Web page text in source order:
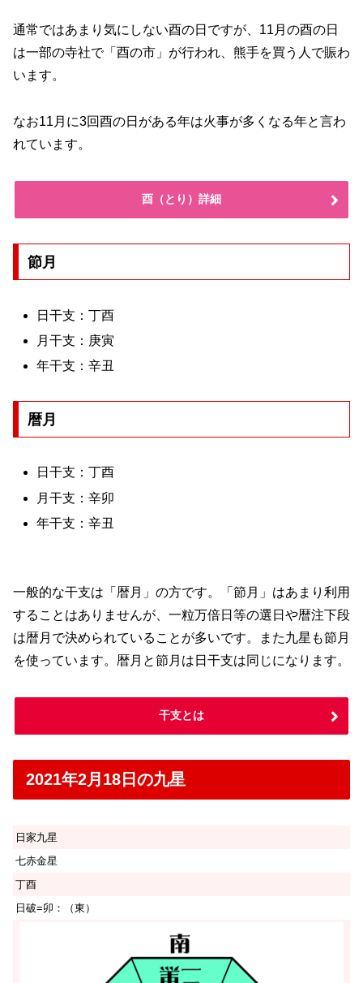
通常ではあまり気にしない酉の日ですが、11月の酉の日
は一部の寺社で「酉の市」が行われ、熊手を買う人で賑わ
います。
なお11月に3回酉の日がある年は火事が多くなる年と言わ
れています。
酉（とり）詳細
節月
日干支：丁酉
月干支：庚寅
年干支：辛丑
暦月
日干支：丁酉
月干支：辛卯
年干支：辛丑
一般的な干支は「暦月」の方です。「節月」はあまり利用
することはありませんが、一粒万倍日等の選日や暦注下段
は暦月で決められていることが多いです。また九星も節月
を使っています。暦月と節月は日干支は同じになります。
干支とは
2021年2月18日の九星
日家九星
七赤金星
丁酉
日破=卯：（東）